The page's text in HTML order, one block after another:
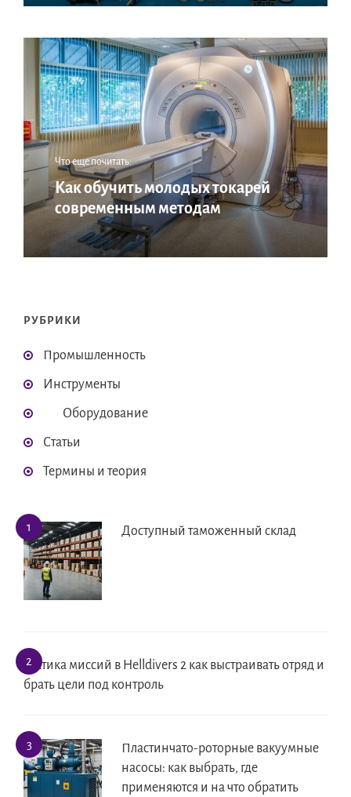
Что еще почитать:
Как обучить молодых токарей
современным методам
РУБРИКИ
Промышленность
Инструменты
Оборудование
Статьи
Термины и теория
Доступный таможенный склад
Тактика миссий в Helldivers 2 как выстраивать отряд и
брать цели под контроль
Пластинчато-роторные вакуумные
насосы: как выбрать, где
применяются и на что обратить